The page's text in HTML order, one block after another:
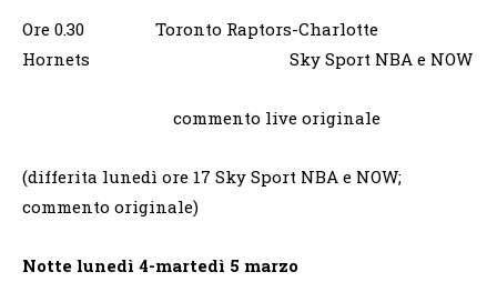
Ore 0.30 Toronto Raptors-Charlotte
Hornets Sky Sport NBA e NOW
commento live originale
(differita lunedì ore 17 Sky Sport NBA e NOW;
commento originale)
Notte lunedì 4-martedì 5 marzo